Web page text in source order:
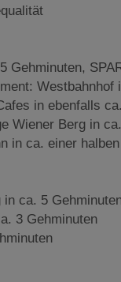
Gehminuten,
in ebenfalls
Wiener Berg in
in ca. einer
in ca. 5
3 Gehminuten